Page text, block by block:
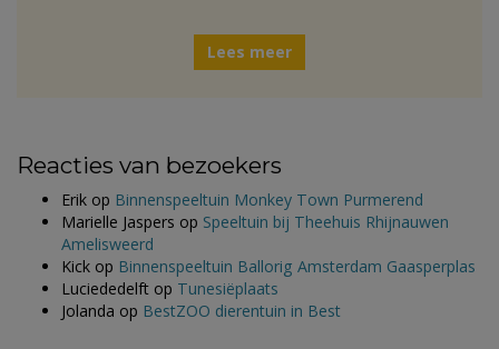
Lees meer
Reacties van bezoekers
Erik op Binnenspeeltuin Monkey Town Purmerend
Marielle Jaspers op Speeltuin bij Theehuis Rhijnauwen
Amelisweerd
Kick op Binnenspeeltuin Ballorig Amsterdam Gaasperplas
Luciededelft op Tunesiëplaats
Jolanda op BestZOO dierentuin in Best